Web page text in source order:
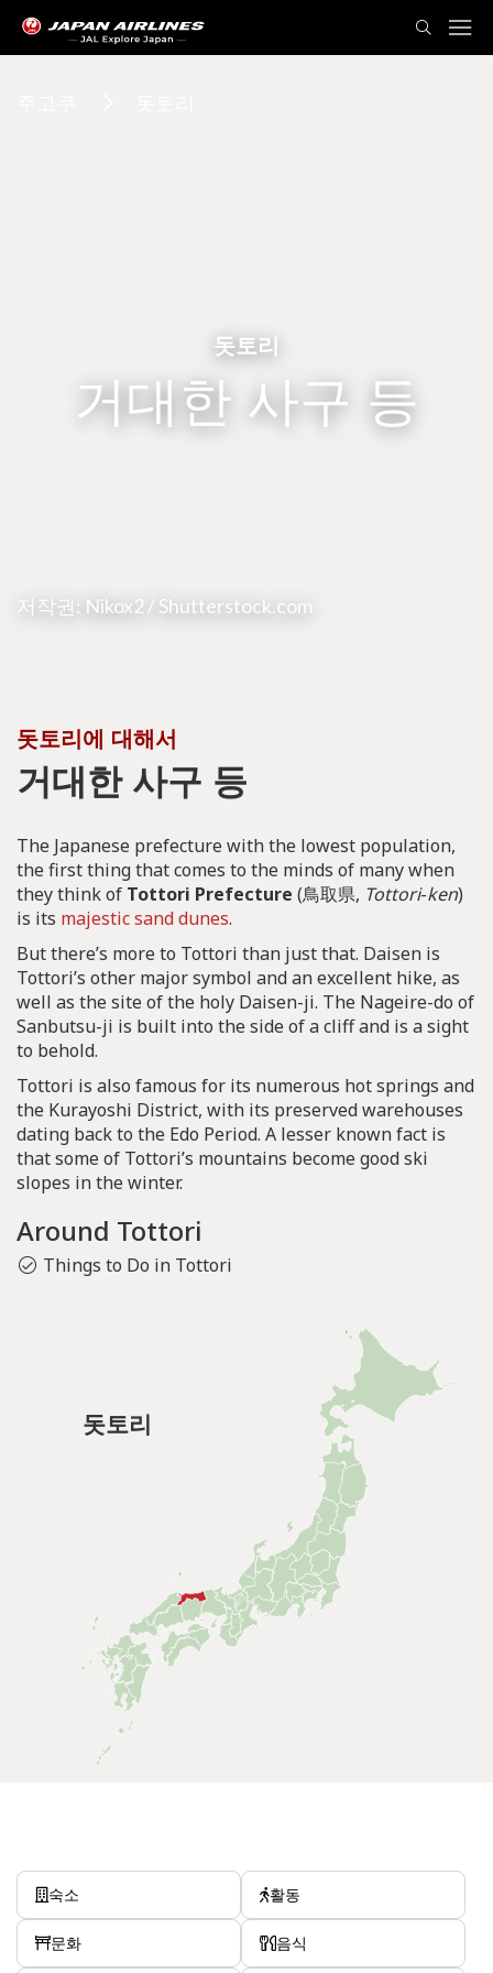
돗토리
거대한 사구 등
저작권: Nikox2 / Shutterstock.com
돗토리에 대해서
거대한 사구 등
The Japanese prefecture with the lowest population,
the first thing that comes to the minds of many when
they think of Tottori Prefecture (鳥取県, Tottori-ken)
is its majestic sand dunes.
But there’s more to Tottori than just that. Daisen is
Tottori’s other major symbol and an excellent hike, as
well as the site of the holy Daisen-ji. The Nageire-do of
Sanbutsu-ji is built into the side of a cliff and is a sight
to behold.
Tottori is also famous for its numerous hot springs and
the Kurayoshi District, with its preserved warehouses
dating back to the Edo Period. A lesser known fact is
that some of Tottori’s mountains become good ski
slopes in the winter.
Around Tottori
Things to Do in Tottori
돗토리
숙소 활동
문화 음식